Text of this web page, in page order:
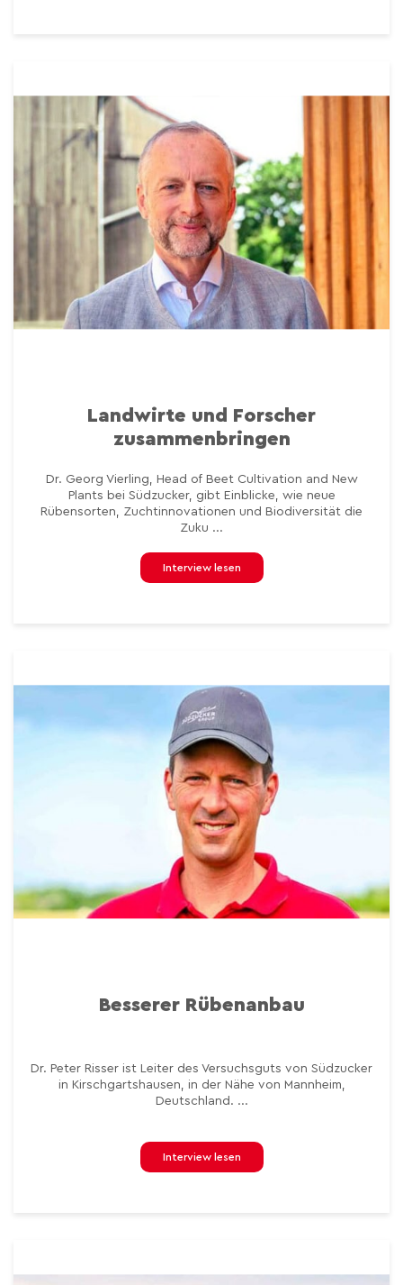
Landwirte und Forscher
zusammenbringen
Dr. Georg Vierling, Head of Beet Cultivation and New
Plants bei Südzucker, gibt Einblicke, wie neue
Rübensorten, Zuchtinnovationen und Biodiversität die
Zuku ...
Interview lesen
Besserer Rübenanbau
Dr. Peter Risser ist Leiter des Versuchsguts von Südzucker
in Kirschgartshausen, in der Nähe von Mannheim,
Deutschland. ...
Interview lesen